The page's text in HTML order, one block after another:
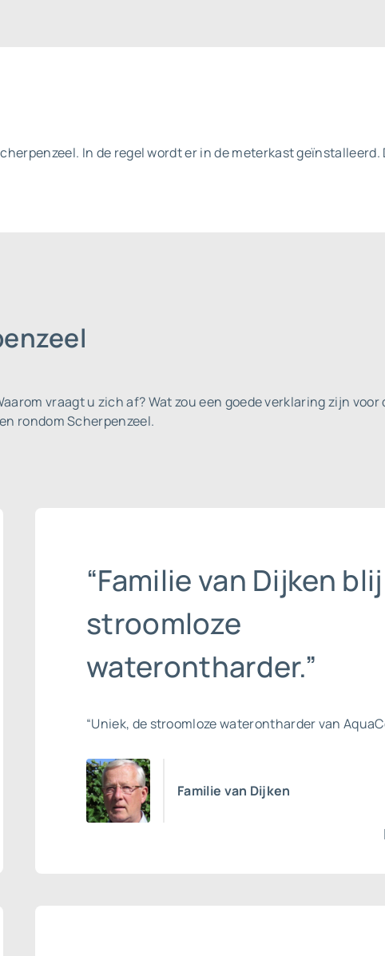
In de regel wordt er in de meterkast geïnstalleerd.
vraagt u zich af? Wat zou een goede verklaring zijn voor
rondom Scherpenzeel.
“Familie van Dijken
stroomloze
waterontharder.”
“Uniek, de stroomloze waterontharder van
Familie van Dijken